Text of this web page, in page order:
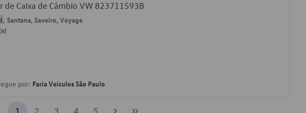
de Caixa de Câmbio VW 823711593B
, Santana, Saveiro, Voyage
por: Faria Veículos São Paulo
1 2 3 4 5